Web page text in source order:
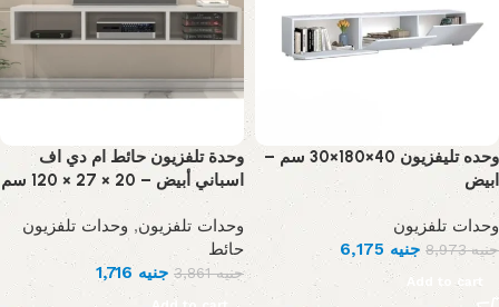
وحده تليفزيون 40×180×30 سم –
ابيض
وحدات تلفزيون
جنيه8,973 جنيه
Add to cart
وحدة تلفزيون حائط ام دي اف
اسباني أبيض – 20 × 27 × 120 سم
وحدات تلفزيون, وحدات تلفزيون
حائط
جنيه3,861 جنيه 1,716